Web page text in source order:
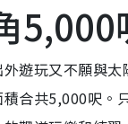
遊玩又不願與
合共5,000呎。